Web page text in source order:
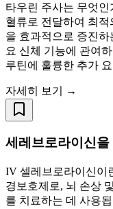
타우린 주사는 무엇
혈류로 전달하여 최
을 효과적으로 증진
요 신체 기능에 관여
루틴에 훌륭한 추가
자세히 보기 →
세레브로라이신
IV 셀레브로라이신이
경보호제로, 뇌 손상
를 치료하는 데 사용